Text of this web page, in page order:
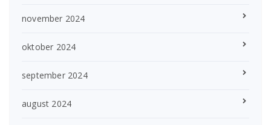
november 2024
oktober 2024
september 2024
august 2024